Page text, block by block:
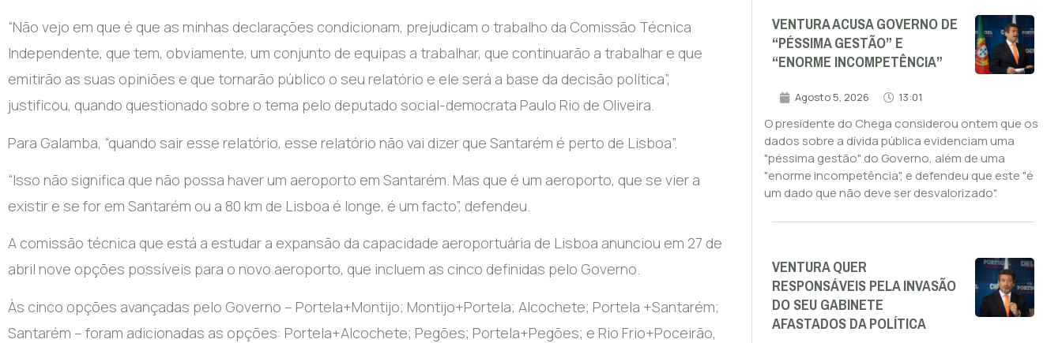
“Não vejo em que é que as minhas declarações condicionam, prejudicam o trabalho da Comissão Técnica
Independente, que tem, obviamente, um conjunto de equipas a trabalhar, que continuarão a trabalhar e que
emitirão as suas opiniões e que tornarão público o seu relatório e ele será a base da decisão política”,
justificou, quando questionado sobre o tema pelo deputado social-democrata Paulo Rio de Oliveira.
Para Galamba, “quando sair esse relatório, esse relatório não vai dizer que Santarém é perto de Lisboa”.
“Isso não significa que não possa haver um aeroporto em Santarém. Mas que é um aeroporto, que se vier a
existir e se for em Santarém ou a 80 km de Lisboa é longe, é um facto”, defendeu.
A comissão técnica que está a estudar a expansão da capacidade aeroportuária de Lisboa anunciou em 27 de
abril nove opções possíveis para o novo aeroporto, que incluem as cinco definidas pelo Governo.
Às cinco opções avançadas pelo Governo – Portela+Montijo; Montijo+Portela; Alcochete; Portela +Santarém;
Santarém – foram adicionadas as opções: Portela+Alcochete; Pegões; Portela+Pegões; e Rio Frio+Poceirão,
VENTURA ACUSA GOVERNO DE
“PÉSSIMA GESTÃO” E
“ENORME INCOMPETÊNCIA”
Agosto 5, 2026 13:01
O presidente do Chega considerou ontem que os
dados sobre a dívida pública evidenciam uma
"péssima gestão" do Governo, além de uma
"enorme incompetência", e defendeu que este "é
um dado que não deve ser desvalorizado".
VENTURA QUER
RESPONSÁVEIS PELA INVASÃO
DO SEU GABINETE
AFASTADOS DA POLÍTICA